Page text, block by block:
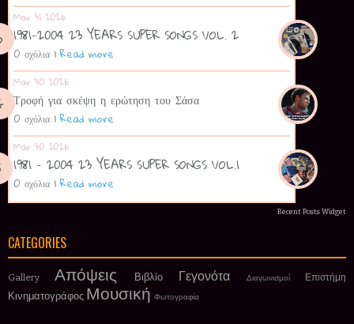
Mar 31 2026
1981-2004 23 YEARS SUPER SONGS VOL. 2
0 σχόλια | Read more
Mar 30 2026
Τροφή για σκέψη η ερώτηση του Σάσα
0 σχόλια | Read more
Mar 30 2026
1981 - 2004 23 YEARS SUPER SONGS VOL.1
0 σχόλια | Read more
Recent Posts Widget
CATEGORIES
Gallery Απόψεις Βιβλίο Γεγονότα Διαγωνισμοί Επιστήμη
Κινηματογράφος Μουσική Φωτογραφία